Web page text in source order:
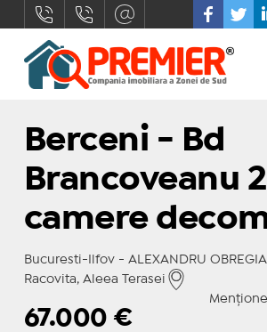
Berceni - Bd
Brancoveanu 2
camere
Bucuresti-Ilfov - ALEXANDRU
Racovita, Aleea Terasei
67.000€